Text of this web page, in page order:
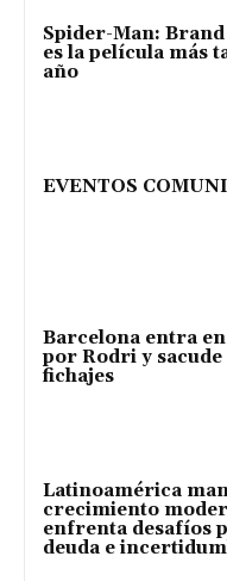
Spider-Man: Brand
es la película más
año
EVENTOS
Barcelona entra
por Rodri y
fichajes
Latinoamérica
crecimiento
enfrenta desafíos
deuda e